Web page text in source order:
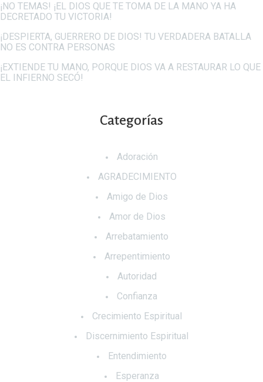
¡NO TEMAS! ¡EL DIOS QUE TE TOMA DE LA MANO YA HA
DECRETADO TU VICTORIA!
¡DESPIERTA, GUERRERO DE DIOS! TU VERDADERA BATALLA
NO ES CONTRA PERSONAS
¡EXTIENDE TU MANO, PORQUE DIOS VA A RESTAURAR LO QUE
EL INFIERNO SECÓ!
Categorías
Adoración
AGRADECIMIENTO
Amigo de Dios
Amor de Dios
Arrebatamiento
Arrepentimiento
Autoridad
Confianza
Crecimiento Espiritual
Discernimiento Espiritual
Entendimiento
Esperanza